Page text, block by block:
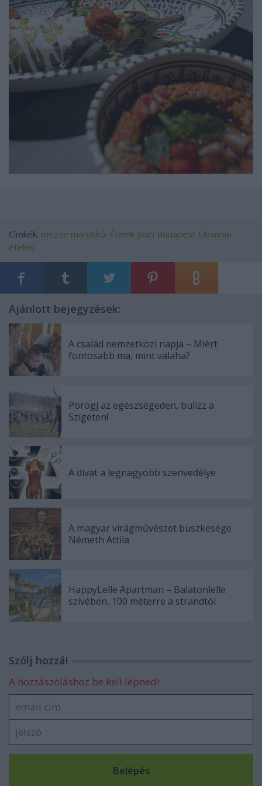
Címkék: mezze marokkói Ételek Jouri Budapest Libanoni
ételek
Ajánlott bejegyzések:
A család nemzetközi napja – Miért
fontosabb ma, mint valaha?
Pörögj az egészségeden, bulizz a
Szigeten!
A divat a legnagyobb szenvedélye
A magyar virágművészet büszkesége
Németh Attila
HappyLelle Apartman – Balatonlelle
szívében, 100 méterre a strandtól
Szólj hozzá!
A hozzászóláshoz be kell lépned!